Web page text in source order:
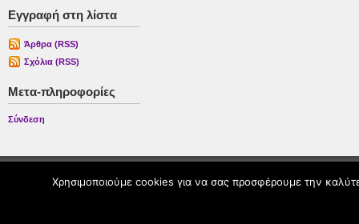
Εγγραφή στη λίστα
Άρθρα (RSS)
Σχόλια (RSS)
Μετα-πληροφορίες
Σύνδεση
Χρησιμοποιούμε cookies για να σας προσφέρουμε την